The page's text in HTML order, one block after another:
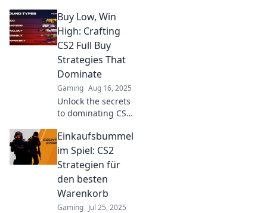
Buy Low, Win
High: Crafting
CS2 Full Buy
Strategies That
Dominate
Gaming Aug 16, 2025
Unlock the secrets
to dominating CS2!
strategies that
guarantee victory
and elevate your
gameplay to the
next level!
Einkaufsbummel
im Spiel: CS2
Strategien für
den besten
Warenkorb
Gaming Jul 25, 2025